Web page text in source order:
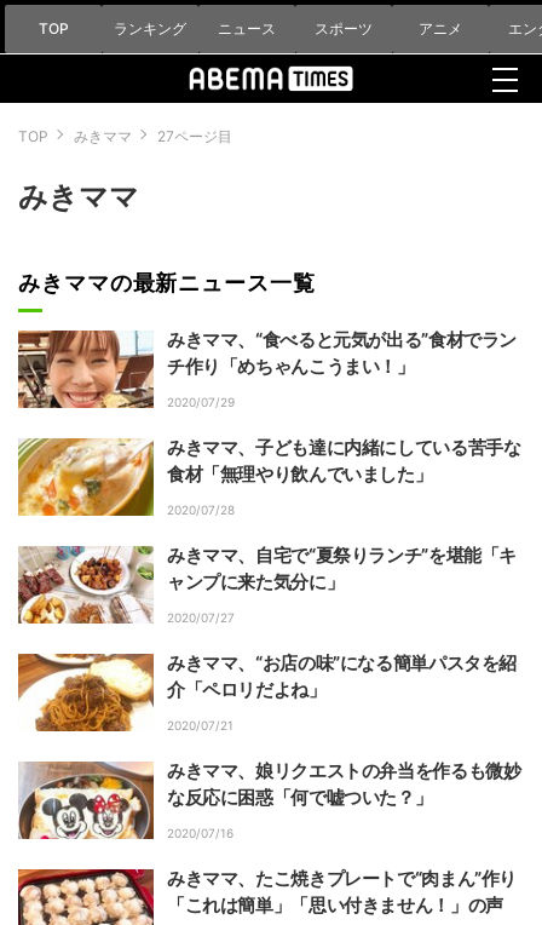
TOP ランキング ニュース スポーツ アニメ エン
TOP みきママ 27ページ目
みきママ
みきママの最新ニュース一覧
みきママ、“食べると元気が出る”食材でラン
チ作り「めちゃんこうまい！」
2020/07/29
みきママ、子ども達に内緒にしている苦手な
食材「無理やり飲んでいました」
2020/07/28
みきママ、自宅で“夏祭りランチ”を堪能「キ
ャンプに来た気分に」
2020/07/27
みきママ、“お店の味”になる簡単パスタを紹
介「ペロリだよね」
2020/07/21
みきママ、娘リクエストの弁当を作るも微妙
な反応に困惑「何で嘘ついた？」
2020/07/16
みきママ、たこ焼きプレートで“肉まん”作り
「これは簡単」「思い付きません！」の声